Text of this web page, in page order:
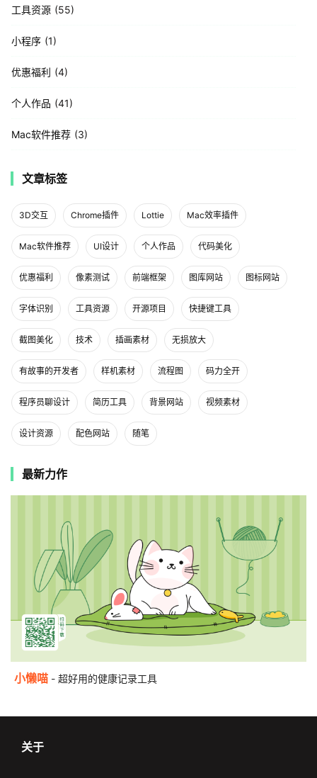
工具资源 55
小程序 1
优惠福利 4
个人作品 41
Mac软件推荐 3
文章标签
3D交互 Chrome插件 Lottie Mac效率插件
Mac软件推荐 UI设计 个人作品 代码美化
优惠福利 像素测试 前端框架 图库网站 图标网站
字体识别 工具资源 开源项目 快捷键工具
截图美化 技术 插画素材 无损放大
有故事的开发者 样机素材 流程图 码力全开
程序员聊设计 简历工具 背景网站 视频素材
设计资源 配色网站 随笔
最新力作
小懒喵 - 超好用的健康记录工具
关于